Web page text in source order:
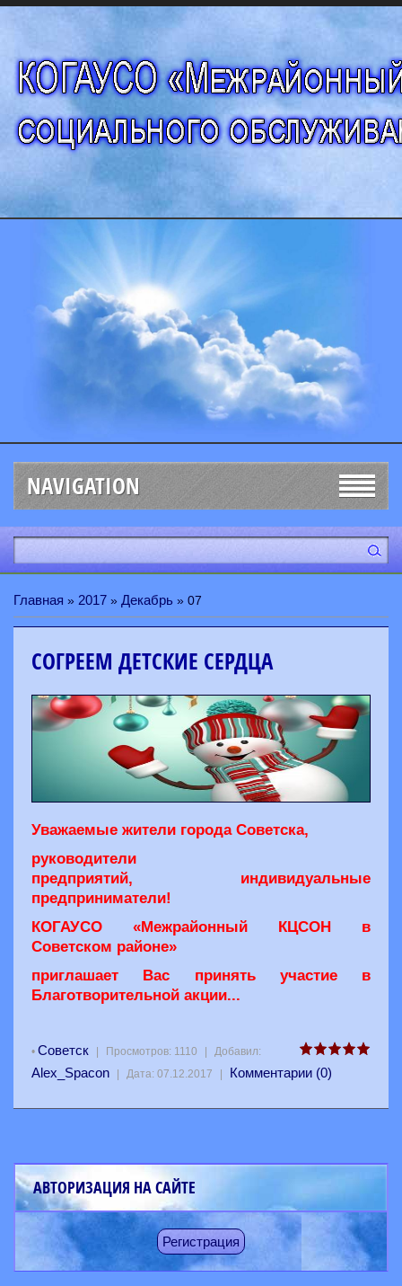
NAVIGATION
Главная » 2017 » Декабрь » 07
СОГРЕЕМ ДЕТСКИЕ СЕРДЦА
Уважаемые жители города Советска,
руководители
предприятий, индивидуальные
предприниматели!
КОГАУСО «Межрайонный КЦСОН в
Советском районе»
приглашает Вас принять участие в
Благотворительной акции...
• Советск Просмотров: 1110 Добавил:
Alex_Spacon Дата: 07.12.2017 Комментарии (0)
АВТОРИЗАЦИЯ НА САЙТЕ
Регистрация